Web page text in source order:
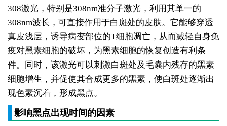
308激光，特别是308nm准分子激光，利用其单一的
308nm波长，可直接作用于白斑处的皮肤。它能够穿透
真皮浅层，诱导病变部位的T细胞凋亡，从而减轻自身免
疫对黑素细胞的破坏，为黑素细胞的恢复创造有利条
件。同时，该激光可以刺激白斑处及毛囊内残存的黑素
细胞增生，并促使其合成更多的黑素，使白斑处逐渐出
现色素沉着，形成黑点。
影响黑点出现时间的因素